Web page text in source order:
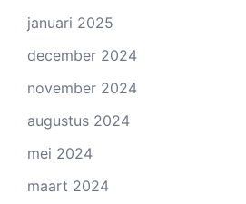
januari 2025
december 2024
november 2024
augustus 2024
mei 2024
maart 2024